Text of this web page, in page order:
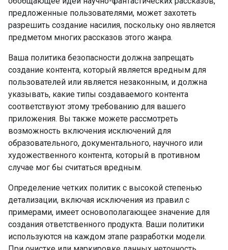
предложенные пользователями, может захотеть
разрешить создание насилия, поскольку оно является
предметом многих рассказов этого жанра.
Ваша политика безопасности должна запрещать
создание контента, который является вредным для
пользователей или является незаконным, и должна
указывать, какие типы создаваемого контента
соответствуют этому требованию для вашего
приложения. Вы также можете рассмотреть
возможность включения исключений для
образовательного, документального, научного или
художественного контента, который в противном
случае мог бы считаться вредным.
Определение четких политик с высокой степенью
детализации, включая исключения из правил с
примерами, имеет основополагающее значение для
создания ответственного продукта. Ваши политики
используются на каждом этапе разработки модели.